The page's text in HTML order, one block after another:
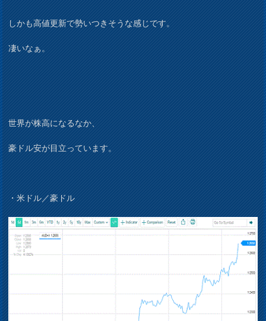
しかも高値更新で勢いつきそうな感じです。
凄いなぁ。
世界が株高になるなか、
豪ドル安が目立っています。
・米ドル／豪ドル